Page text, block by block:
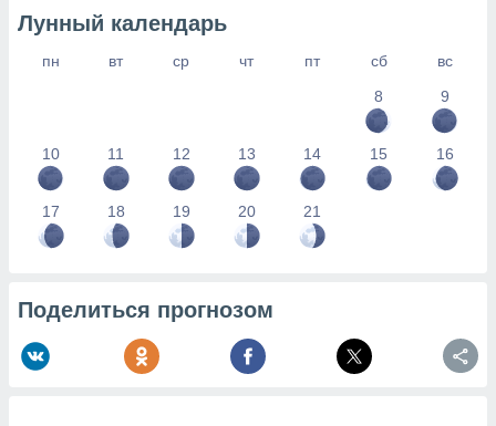
Лунный календарь
пн вт ср чт пт сб
вс
8
9
10 11 12 13 14 15 16
17 18 19 20 21
Поделиться прогнозом